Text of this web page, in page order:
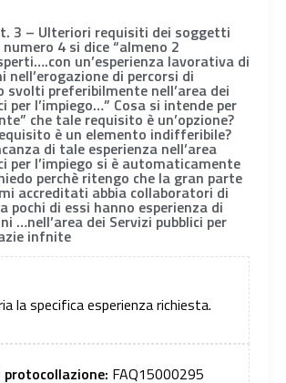
3 – Ulteriori requisiti dei soggetti
4 si dice “almeno 2
un’esperienza lavorativa di
nell’erogazione di percorsi di
preferibilmente nell’area dei
per l’impiego…” Cosa si intende per
che tale requisito è un’opzione?
è un elemento indifferibile?
di tale esperienza nell’area
per l’impiego si è automaticamente
perchè ritengo che la gran parte
accreditati abbia collaboratori di
pochi di essi hanno esperienza di
…nell’area dei Servizi pubblici per
infnite
la specifica esperienza richiesta.
protocollazione: FAQ15000295